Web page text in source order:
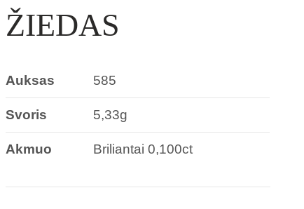
ŽIEDAS
Auksas 585
Svoris 5,33g
Akmuo Briliantai 0,100ct